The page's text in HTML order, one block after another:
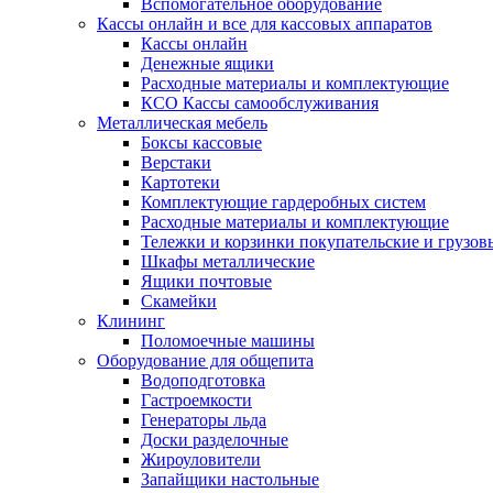
Вспомогательное оборудование
Кассы онлайн и все для кассовых аппаратов
Кассы онлайн
Денежные ящики
Расходные материалы и комплектующие
КСО Кассы самообслуживания
Металлическая мебель
Боксы кассовые
Верстаки
Картотеки
Комплектующие гардеробных систем
Расходные материалы и комплектующие
Тележки и корзинки покупательские и
Шкафы металлические
Ящики почтовые
Скамейки
Клининг
Поломоечные машины
Оборудование для общепита
Водоподготовка
Гастроемкости
Генераторы льда
Доски разделочные
Жироуловители
Запайщики настольные